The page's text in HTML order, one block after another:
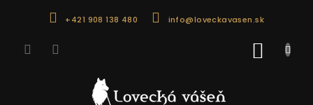
+421 908 138 480 info@loveckavasen.sk